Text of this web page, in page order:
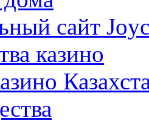
сайт
казино